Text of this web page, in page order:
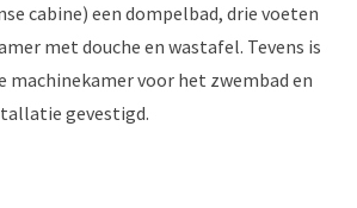
cabine) een dompelbad, drie voeten
met douche en wastafel. Tevens is
machinekamer voor het zwembad en
gevestigd.